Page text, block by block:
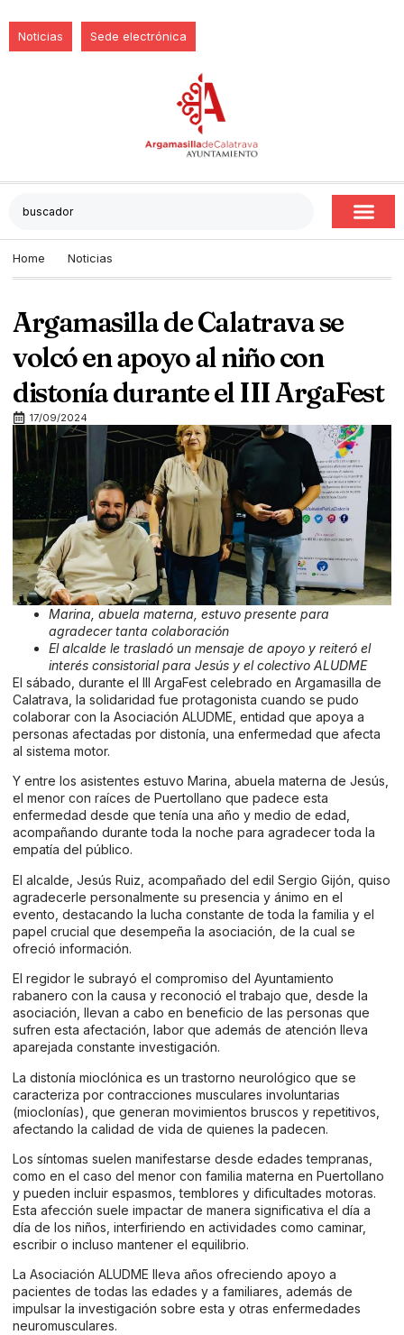
Noticias Sede electrónica
Home Noticias
Argamasilla de Calatrava se
volcó en apoyo al niño con
distonía durante el III ArgaFest
17/09/2024
Marina, abuela materna, estuvo presente para
agradecer tanta colaboración
El alcalde le trasladó un mensaje de apoyo y reiteró el
interés consistorial para Jesús y el colectivo ALUDME
El sábado, durante el III ArgaFest celebrado en Argamasilla de
Calatrava, la solidaridad fue protagonista cuando se pudo
colaborar con la Asociación ALUDME, entidad que apoya a
personas afectadas por distonía, una enfermedad que afecta
al sistema motor.
Y entre los asistentes estuvo Marina, abuela materna de Jesús,
el menor con raíces de Puertollano que padece esta
enfermedad desde que tenía una año y medio de edad,
acompañando durante toda la noche para agradecer toda la
empatía del público.
El alcalde, Jesús Ruiz, acompañado del edil Sergio Gijón, quiso
agradecerle personalmente su presencia y ánimo en el
evento, destacando la lucha constante de toda la familia y el
papel crucial que desempeña la asociación, de la cual se
ofreció información.
El regidor le subrayó el compromiso del Ayuntamiento
rabanero con la causa y reconoció el trabajo que, desde la
asociación, llevan a cabo en beneficio de las personas que
sufren esta afectación, labor que además de atención lleva
aparejada constante investigación.
La distonía mioclónica es un trastorno neurológico que se
caracteriza por contracciones musculares involuntarias
(mioclonías), que generan movimientos bruscos y repetitivos,
afectando la calidad de vida de quienes la padecen.
Los síntomas suelen manifestarse desde edades tempranas,
como en el caso del menor con familia materna en Puertollano
y pueden incluir espasmos, temblores y dificultades motoras.
Esta afección suele impactar de manera significativa el día a
día de los niños, interfiriendo en actividades como caminar,
escribir o incluso mantener el equilibrio.
La Asociación ALUDME lleva años ofreciendo apoyo a
pacientes de todas las edades y a familiares, además de
impulsar la investigación sobre esta y otras enfermedades
neuromusculares.